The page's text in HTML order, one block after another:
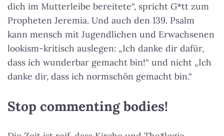
dich im Mutterleibe bereitete“, spricht G*tt zum
Propheten Jeremia. Und auch den 139. Psalm
kann mensch mit Jugendlichen und Erwachsenen
lookism-kritisch auslegen: „Ich danke dir dafür,
dass ich wunderbar gemacht bin!“ und nicht „Ich
danke dir, dass ich normschön gemacht bin.“
Stop commenting bodies!